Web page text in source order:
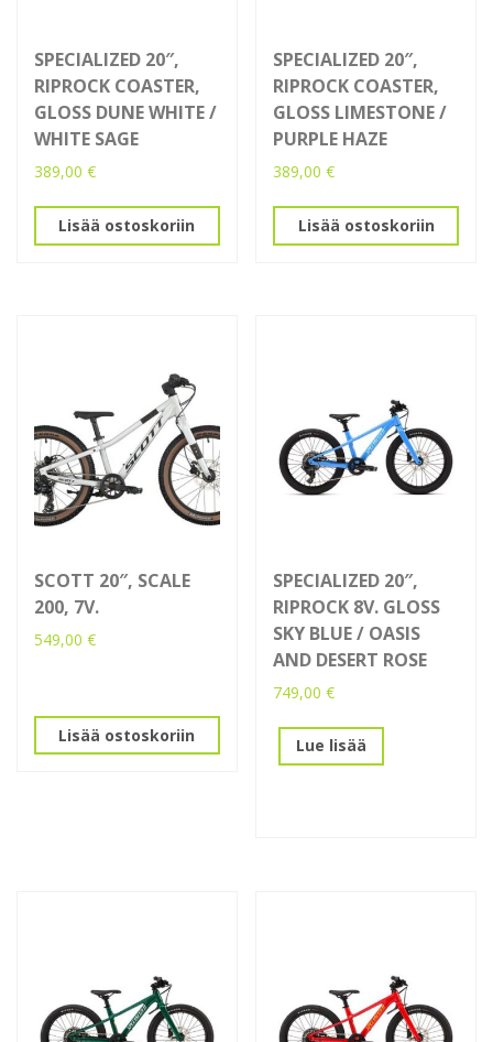
SPECIALIZED 20″,
RIPROCK COASTER,
GLOSS DUNE WHITE /
WHITE SAGE
389,00 €
Lisää ostoskoriin
SPECIALIZED 20″,
RIPROCK COASTER,
GLOSS LIMESTONE /
PURPLE HAZE
389,00€
Lisää ostoskoriin
SCOTT 20″, SCALE
200, 7V.
549,00 €
Lisää ostoskoriin
SPECIALIZED 20″,
RIPROCK 8V. GLOSS
SKY BLUE / OASIS
AND DESERT ROSE
749,00€
Lue lisää